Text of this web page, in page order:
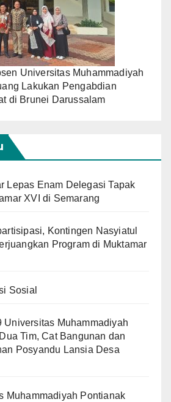
Universitas Muhammadiyah
Lakukan Pengabdian
di Brunei Darussalam
Lepas Enam Delegasi Tapak
XVI di Semarang
Kontingen Nasyiatul
Program di Muktamar
Sosial
Universitas Muhammadiyah
Tim, Cat Bangunan dan
Posyandu Lansia Desa
Muhammadiyah Pontianak